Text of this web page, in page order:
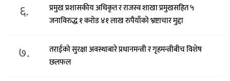
६.
प्रमुख प्रशासकीय अधिकृत र राजस्व शाखा प्रमुखसहित ५
जनाविरुद्ध १ करोड ४१ लाख रुपैयाँको भ्रष्टाचार मुद्दा
७.
तराईको सुरक्षा अवस्थाबारे प्रधानमन्त्री र गृहमन्त्रीबीच विशेष
छलफल